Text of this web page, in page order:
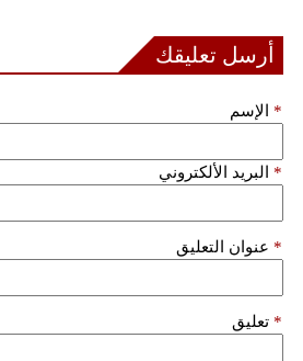
أرسل تعليقك
الإسم *
البريد الألكتروني *
عنوان التعليق *
تعليق *